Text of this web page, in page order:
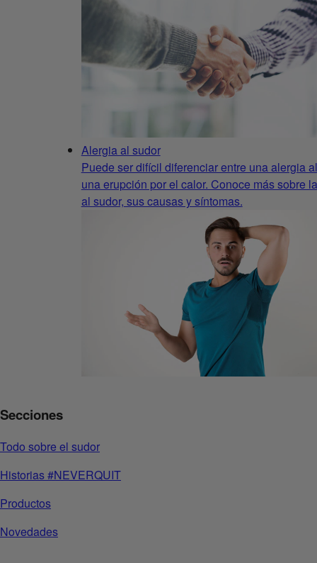
Alergia al sudor
Puede ser difícil diferenciar entre una alergia
una erupción por el calor. Conoce más sobre
al sudor, sus causas y síntomas.
Secciones
Todo sobre el sudor
Historias #NEVERQUIT
Productos
Novedades